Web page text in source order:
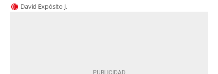
David Expósito J.